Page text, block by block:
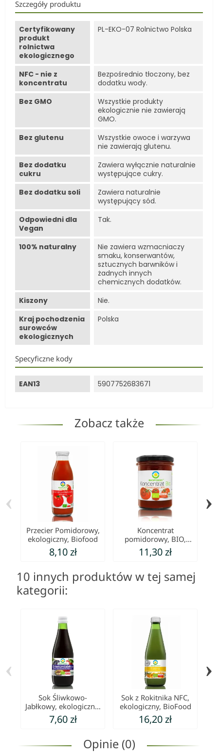
Szczegóły produktu
Certyfikowany
produkt
rolnictwa
ekologicznego
PL-EKO-07 Rolnictwo Polska
NFC - nie z
koncentratu
Bezpośrednio tłoczony, bez
dodatku wody.
Bez GMO
Wszystkie produkty
ekologicznie nie zawierają
GMO.
Bez glutenu
Wszystkie owoce i warzywa
nie zawierają glutenu.
Bez dodatku
cukru
Zawiera wyłącznie naturalnie
występujące cukry.
Bez dodatku soli
Zawiera naturalnie
występujący sód.
Odpowiedni dla
Vegan
Tak.
100% naturalny
Nie zawiera wzmacniaczy
smaku, konserwantów,
sztucznych barwników i
żadnych innych
chemicznych dodatków.
Kiszony
Nie.
Kraj pochodzenia
surowców
ekologicznych
Polska
Specyficzne kody
EAN13 5907752683671
Zobacz także
Przecier Pomidorowy,
ekologiczny, Biofood
8,10 zł
Koncentrat
pomidorowy, BIO,
ekologiczny, BioFood
11,30 zł
‹ ›
10 innych produktów w tej samej
kategorii:
Sok Śliwkowo-
Jabłkowy, ekologiczny,
NFC, Biofood
7,60 zł
Sok z Rokitnika NFC,
ekologiczny, BioFood
16,20 zł
‹ ›
Opinie (0)